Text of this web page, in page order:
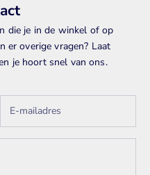
die je in de winkel of op
er overige vragen? Laat
je hoort snel van ons.